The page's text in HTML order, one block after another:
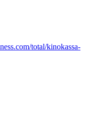
total/kinokassa-